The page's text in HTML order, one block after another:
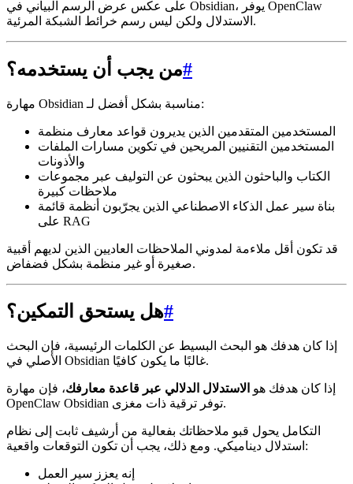
على عكس عرض الرسم البياني في Obsidian، يوفر OpenClaw
الاستدلال ولكن ليس رسم خرائط الشبكة المرئية.
من يجب أن يستخدمه؟#
مهارة Obsidian مناسبة بشكل أفضل لـ:
المستخدمين المتقدمين الذين يديرون قواعد معارف منظمة
المستخدمين التقنيين المريحين في تكوين مسارات الملفات
والأذونات
الكتاب والباحثون الذين يبحثون عن التوليف عبر مجموعات
ملاحظات كبيرة
بناة سير عمل الذكاء الاصطناعي الذين يجرّبون أنظمة قائمة
على RAG
قد تكون أقل ملاءمة لمدوني الملاحظات العاديين الذين لديهم أقبية
صغيرة أو غير منظمة بشكل فضفاض.
هل يستحق التمكين؟#
إذا كان هدفك هو البحث البسيط عن الكلمات الرئيسية، فإن البحث
الأصلي في Obsidian غالبًا ما يكون كافيًا.
إذا كان هدفك هو الاستدلال الدلالي عبر قاعدة معارفك، فإن مهارة
OpenClaw Obsidian توفر ترقية ذات مغزى.
التكامل يحول قبو ملاحظاتك بفعالية من أرشيف ثابت إلى نظام
استدلال ديناميكي. ومع ذلك، يجب أن تكون التوقعات واقعية:
إنه يعزز سير العمل